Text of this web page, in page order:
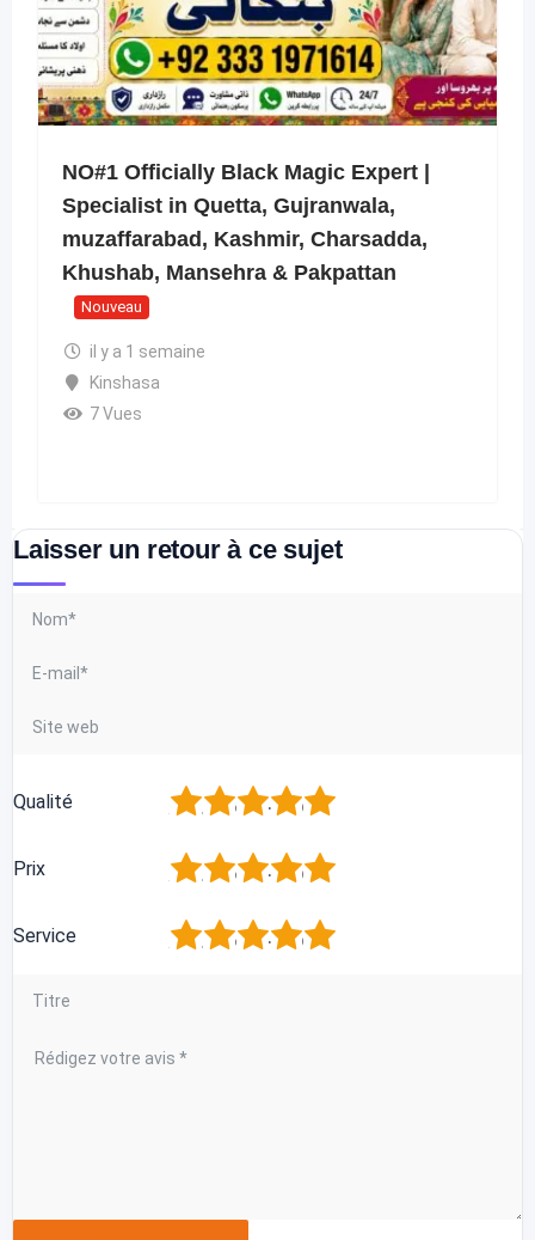
NO#1 Officially Black Magic Expert |
Specialist in Quetta, Gujranwala,
muzaffarabad, Kashmir, Charsadda,
Khushab, Mansehra & Pakpattan
Nouveau
il y a 1 semaine
Kinshasa
7 Vues
Laisser un retour à ce sujet
Qualité 5
4
3
2
Prix 5
4
3
2
Service 5
4
3
2